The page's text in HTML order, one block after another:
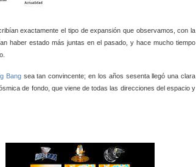
exactamente el tipo de expansión que observamos, con la
haber estado más juntas en el pasado, y hace mucho tiempo
Bangsea tan convincente; en los años sesenta llegó una clara
de fondo, que viene de todas las direcciones del espacio y